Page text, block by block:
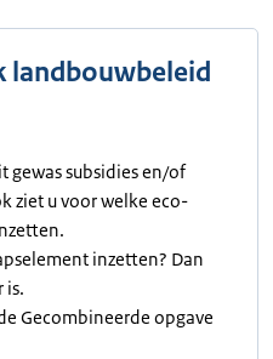
landbouwbeleid
gewas subsidies en/of
ziet u voor welke eco-
inzetten? Dan
is.
Gecombineerde opgave